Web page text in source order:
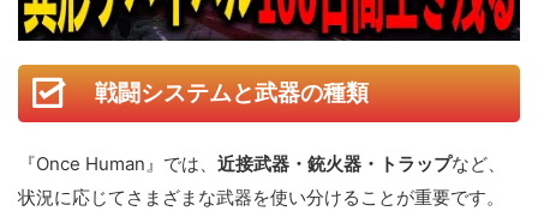
戦闘システムと武器の種類
『Once Human』では、 近接武器・銃火器・トラップなど、
状況に応じてさまざまな武器を使い分けることが重要です。